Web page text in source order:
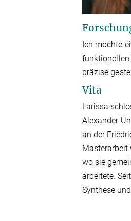
Ich möchte
präzise
Vita
Larissa
Alexander-
an der
Masterarbeit
wo sie
arbeitete.
Synthese